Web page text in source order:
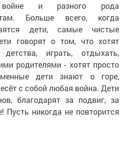
и разного рода
Больше всего, когда
дети, самые чистые
говорят о том, что хотят
играть, отдыхать,
родителями - хотят просто
дети знают о горе,
с собой любая война. Дети
благодарят за подвиг, за
Пусть никогда не повторится